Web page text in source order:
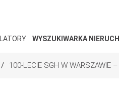
WYSZUKIWARKA
100-LECIE SGH W WARSZAWIE